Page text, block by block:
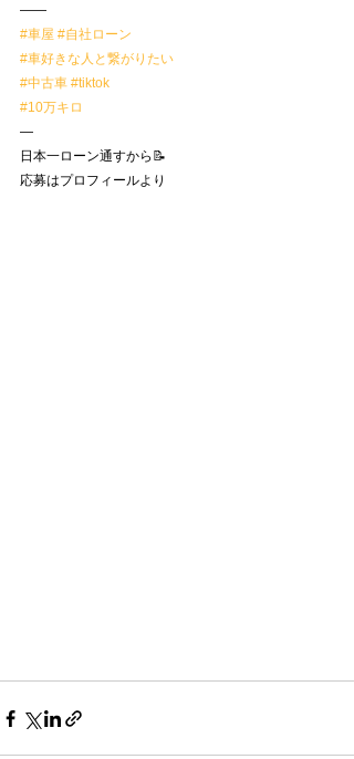
——
#車屋 #自社ローン
#車好きな人と繋がりたい
#中古車 #tiktok
#10万キロ
—
日本一ローン通すから📝
応募はプロフィールより